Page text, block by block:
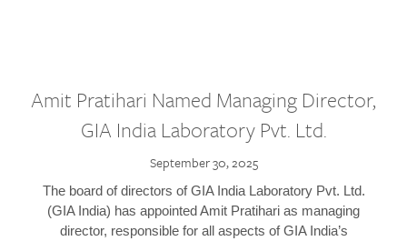
Amit Pratihari Named Managing Director,
GIA India Laboratory Pvt. Ltd.
September 30, 2025
The board of directors of GIA India Laboratory Pvt. Ltd.
(GIA India) has appointed Amit Pratihari as managing
director, responsible for all aspects of GIA India’s